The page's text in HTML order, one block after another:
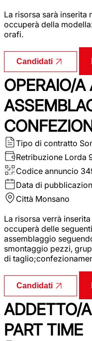
La risorsa sarà inserita
occuperà della
orafi.
Candidati
OPERAIO/
Tipo di contratto
Retribuzione Lorda
Codice annuncio
Data di
Città Monsano
La risorsa verrà
occuperà delle
assemblaggio
smontaggio pezzi,
di
Candidati
ADDETTO/
PART TIME